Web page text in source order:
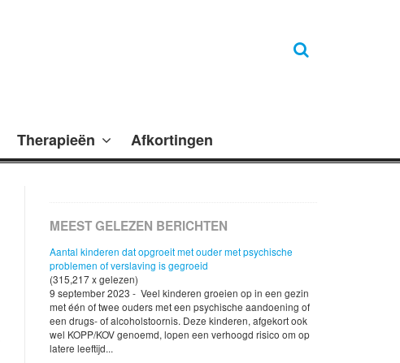
Therapieën Afkortingen
MEEST GELEZEN BERICHTEN
Aantal kinderen dat opgroeit met ouder met psychische
problemen of verslaving is gegroeid
(315,217 x gelezen)
9 september 2023 - Veel kinderen groeien op in een gezin
met één of twee ouders met een psychische aandoening of
een drugs- of alcoholstoornis. Deze kinderen, afgekort ook
wel KOPP/KOV genoemd, lopen een verhoogd risico om op
latere leeftijd...